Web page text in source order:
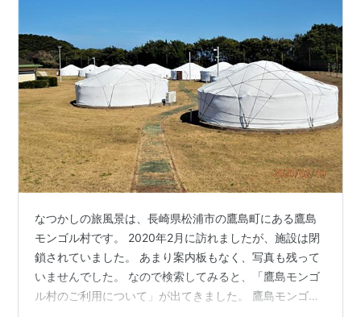
なつかしの旅風景は、長崎県松浦市の鷹島町にある鷹島
モンゴル村です。 2020年2月に訪れましたが、施設は閉
鎖されていました。 あまり案内板もなく、写真も残って
いませんでした。 なので検索してみると、「鷹島モンゴ
ル村のご利用について」が出てきました。 鷹島モンゴル